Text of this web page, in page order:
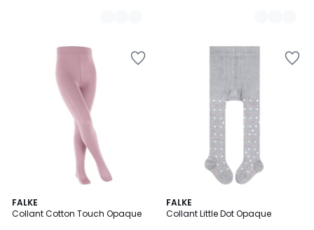
FALKE
Collant Cotton Touch Opaque
10
Couleurs
FALKE
Collant Little Dot Opaque
4
Couleurs